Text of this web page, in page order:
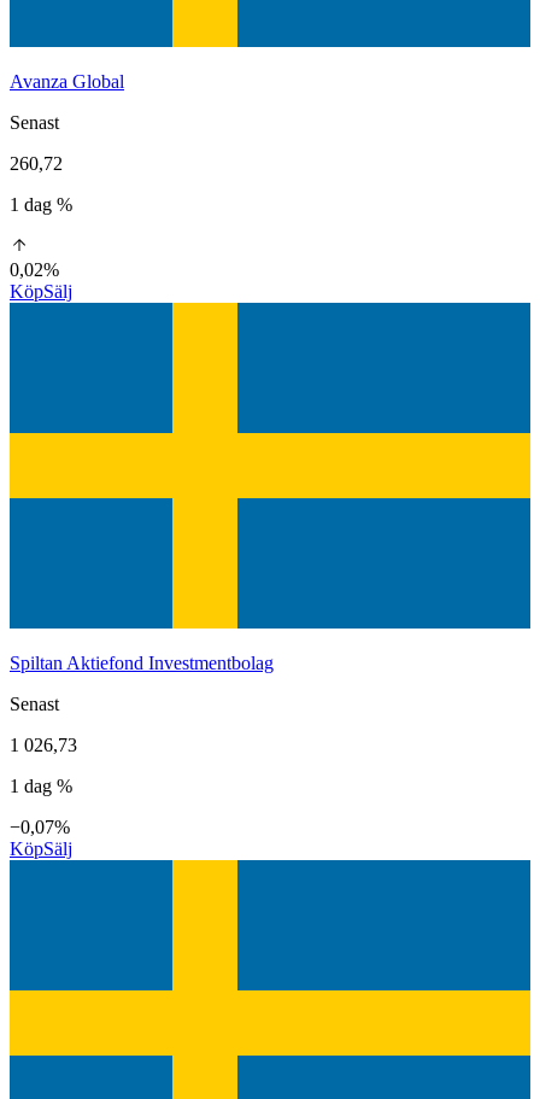
Avanza Global
Senast
260,72
1 dag %
0,02%
KöpSälj
Spiltan Aktiefond Investmentbolag
Senast
1 026,73
1 dag %
−0,07%
KöpSälj